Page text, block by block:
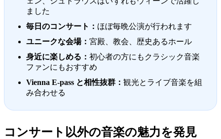
ました
毎日のコンサート： ほぼ毎晩公演が行われます
ユニークな会場： 宮殿、教会、歴史あるホール
身近に楽しめる： 初心者の方にもクラシック音楽
ファンにもおすすめ
Vienna E-pass と相性抜群： 観光とライブ音楽を組
み合わせる
コンサート以外の音楽の魅力を発見